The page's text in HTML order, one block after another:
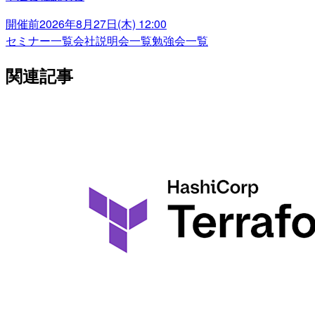
開催前2026年8月27日(木) 12:00
セミナー一覧会社説明会一覧勉強会一覧
関連記事